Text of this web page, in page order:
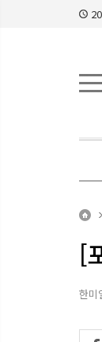
[
한미